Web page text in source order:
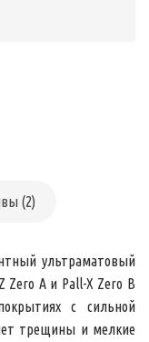
(2)
ультраматовый
Zero A и Pall-X Zero B
с сильной
трещины и мелкие